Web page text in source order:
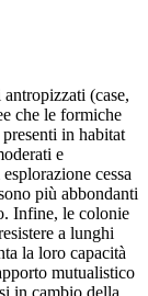
(case,
che le formiche
in habitat
e
cessa
più abbondanti
Infine, le colonie
a lunghi
la loro capacità
mutualistico
in cambio della